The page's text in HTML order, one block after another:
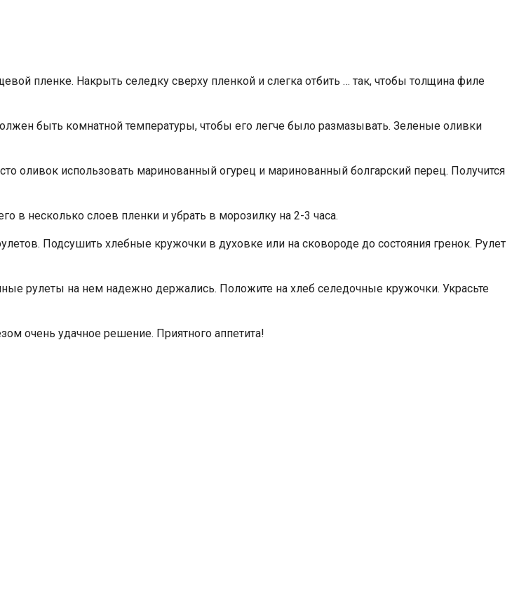
пленке. Накрыть селедку сверху пленкой и слегка отбить … так, чтобы толщина филе
быть комнатной температуры, чтобы его легче было размазывать. Зеленые оливки
оливок использовать маринованный огурец и маринованный болгарский перец. Получится
в несколько слоев пленки и убрать в морозилку на 2-3 часа.
Подсушить хлебные кружочки в духовке или на сковороде до состояния гренок. Рулет
рулеты на нем надежно держались. Положите на хлеб селедочные кружочки. Украсьте
очень удачное решение. Приятного аппетита!